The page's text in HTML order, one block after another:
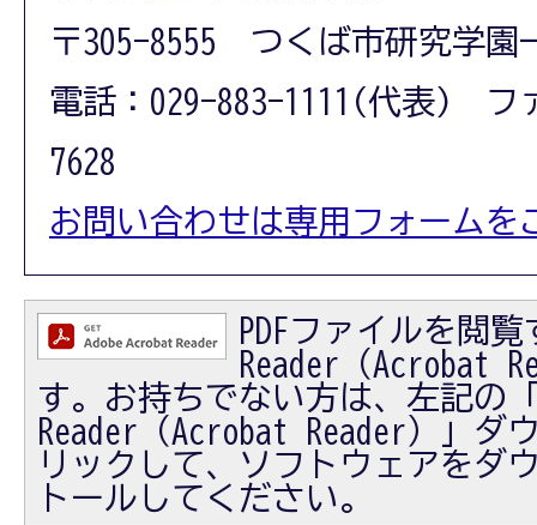
〒305-8555 つくば市研究学園
電話：029-883-1111(代表) フ
7628
お問い合わせは専用フォームを
PDFファイルを閲
Reader（Acrobat
す。お持ちでない方は、左記の
Reader（Acrobat Reader）」ダ
リックして、ソフトウェアをダ
トールしてください。